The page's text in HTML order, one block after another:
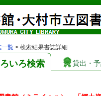
一覧 > 検索結果書誌詳細
いろ検索 貸出・